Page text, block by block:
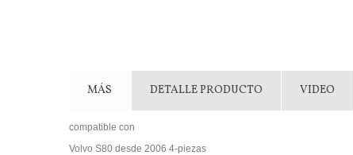
MÁS DETALLE PRODUCTO VIDEO
compatible con
Volvo S80 desde 2006 4-piezas